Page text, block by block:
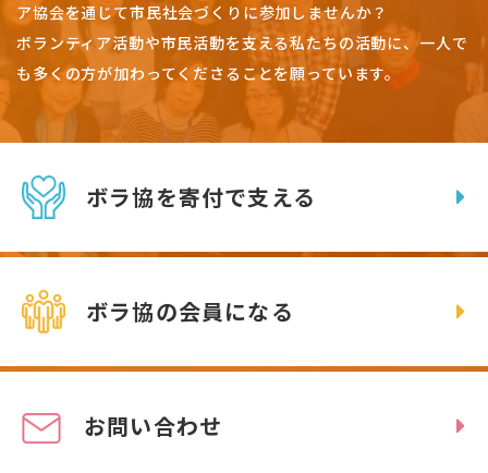
ア協会を通じて市民社会づくりに参加しませんか？
ボランティア活動や市民活動を支える私たちの活動に、一人で
も多くの方が加わってくださることを願っています。
ボラ協を寄付で支える
ボラ協の会員になる
お問い合わせ